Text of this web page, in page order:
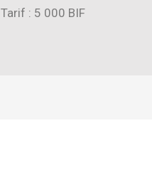
Tarif : 5 000 BIF